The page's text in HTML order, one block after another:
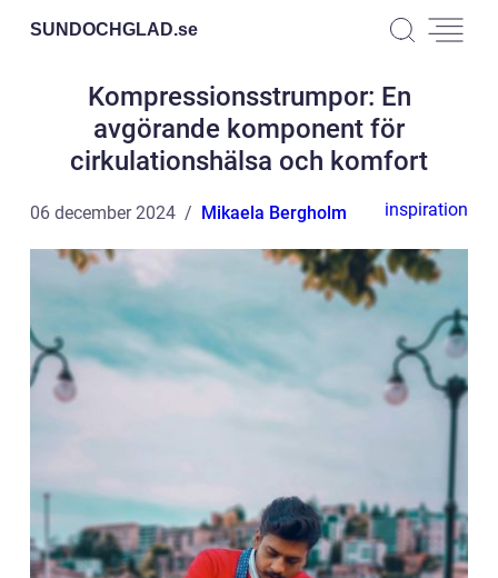
SUNDOCHGLAD.se
Kompressionsstrumpor: En
avgörande komponent för
cirkulationshälsa och komfort
06 december 2024 Mikaela Bergholm inspiration